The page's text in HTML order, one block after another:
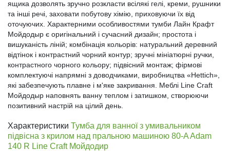
ящика дозволять зручно розкласти всілякі гелі, креми, рушники
та інші речі, заховати побутову хімію, приховуючи їх від
оточуючих. Характерними особливостями тумби Лайн Крафт
Мойдодыр є оригінальний і сучасний дизайн; простота і
вишуканість ліній; комбінація кольорів: натуральний деревний
відтінок і контрастний чорний контур; зручні мініатюрні ручки,
контрастного чорного кольору; підвісний монтаж; фірмові
комплектуючі напрямні з доводчиками, виробництва «Hettich»,
які забезпечують плавне і м'яке закривання. Меблі Line Craft
Мойдодыр наповнять ванну теплом і затишком, створюючи
позитивний настрій на цілий день.
Характеристики Тумба для ванної з умивальником
підвісна з крилом над пральною машиною 80-A Adam
140 R Line Craft Мойдодир